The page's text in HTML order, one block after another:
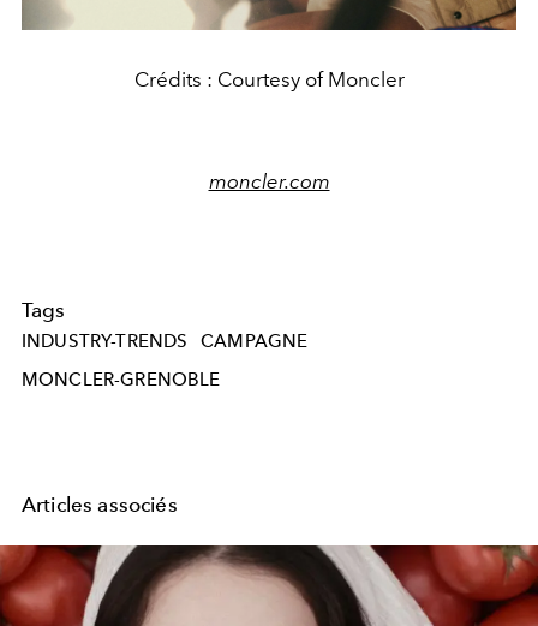
Crédits : Courtesy of Moncler
moncler.com
Tags
INDUSTRY-TRENDS
CAMPAGNE
MONCLER-GRENOBLE
Articles associés